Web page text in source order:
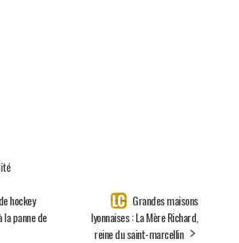
hockey
panne de
Grandes maisons
lyonnaises : La Mère Richard,
reine du saint-marcellin